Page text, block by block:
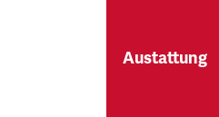
Austattung